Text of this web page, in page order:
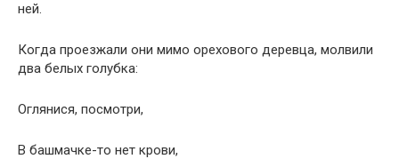
ней.
Когда проезжали они мимо орехового деревца, молвили
два белых голубка:
Оглянися, посмотри,
В башмачке-то нет крови,